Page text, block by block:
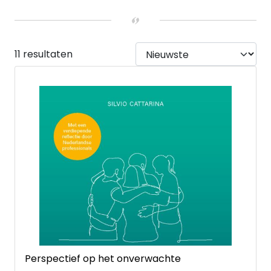
10 tot 12 jaar (1)
Hardback
11 resultaten
Perspectief op het onverwachte